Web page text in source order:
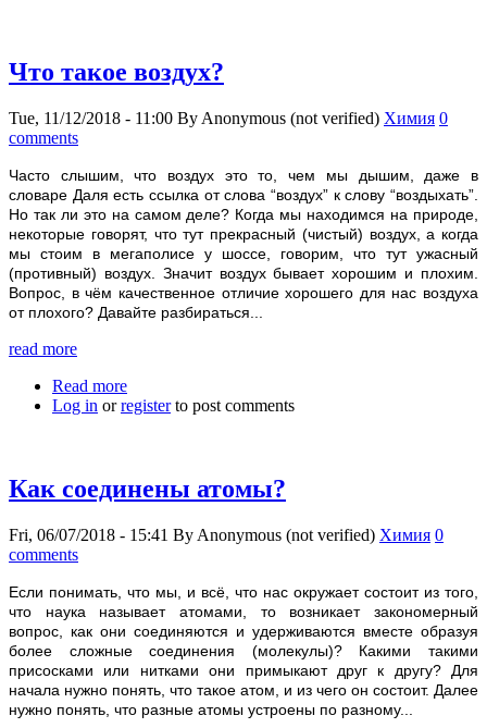
Что такое воздух?
Tue, 11/12/2018 - 11:00 By Anonymous (not verified) Химия 0
comments
Часто слышим, что воздух это то, чем мы дышим, даже в
словаре Даля есть ссылка от слова “воздух” к слову “воздыхать”.
Но так ли это на самом деле? Когда мы находимся на природе,
некоторые говорят, что тут прекрасный (чистый) воздух, а когда
мы стоим в мегаполисе у шоссе, говорим, что тут ужасный
(противный) воздух. Значит воздух бывает хорошим и плохим.
Вопрос, в чём качественное отличие хорошего для нас воздуха
от плохого? Давайте разбираться...
read more
Read more
Log in orregisterto post comments
Как соединены атомы?
Fri, 06/07/2018 - 15:41 By Anonymous (not verified) Химия 0
comments
Если понимать, что мы, и всё, что нас окружает состоит из того,
что наука называет атомами, то возникает закономерный
вопрос, как они соединяются и удерживаются вместе образуя
более сложные соединения (молекулы)? Какими такими
присосками или нитками они примыкают друг к другу? Для
начала нужно понять, что такое атом, и из чего он состоит. Далее
нужно понять, что разные атомы устроены по разному...